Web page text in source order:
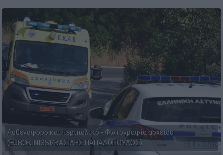
Ασθενοφόρο και περιπολικό - Φωτογραφία αρχείου
(EUROKINISSI/ΒΑΣΙΛΗΣ ΠΑΠΑΔΟΠΟΥΛΟΣ)